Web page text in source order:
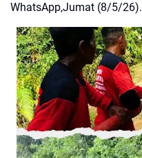
WhatsApp,Jumat (8/5/26).